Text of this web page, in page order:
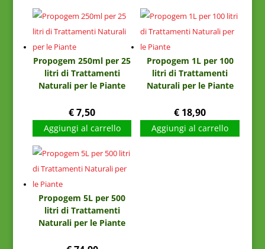
Propogem 250ml per 25
litri di Trattamenti
Naturali per le Piante
€7,50
Aggiungi al carrello
Propogem 1L per 100
litri di Trattamenti
Naturali per le Piante
€ 18,90
Aggiungi al carrello
Propogem 5L per 500
litri di Trattamenti
Naturali per le Piante